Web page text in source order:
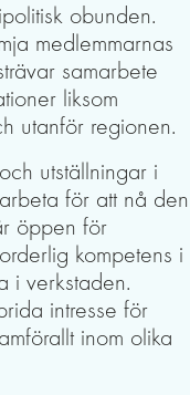
obunden.
medlemmarnas
samarbete
liksom
utanför regionen.
utställningar i
för att nå den
öppen för
kompetens i
i verkstaden.
intresse för
inom olika